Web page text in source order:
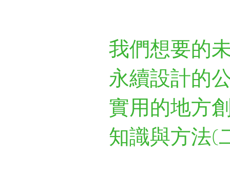
我們想要的
永續設計的
實用的地方
知識與方法(